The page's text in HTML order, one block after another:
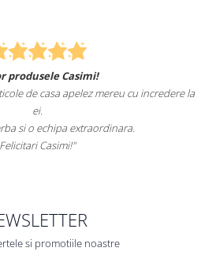
produsele Casimi!
de casa apelez mereu cu incredere la
ei.
si o echipa extraordinara.
Felicitari Casimi!"
si promotiile noastre